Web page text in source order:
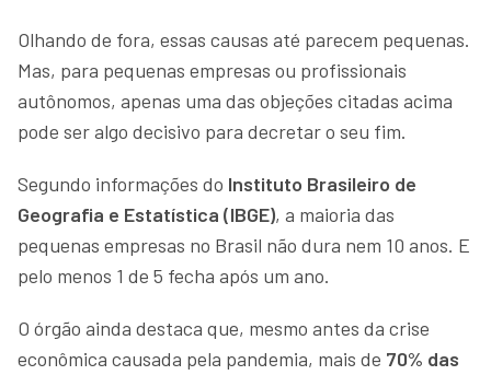
Olhando de fora, essas causas até parecem pequenas.
Mas, para pequenas empresas ou profissionais
autônomos, apenas uma das objeções citadas acima
pode ser algo decisivo para decretar o seu fim.
Segundo informações do Instituto Brasileiro de
Geografia e Estatística (IBGE), a maioria das
pequenas empresas no Brasil não dura nem 10 anos. E
pelo menos 1 de 5 fecha após um ano.
O órgão ainda destaca que, mesmo antes da crise
econômica causada pela pandemia, mais de 70% das